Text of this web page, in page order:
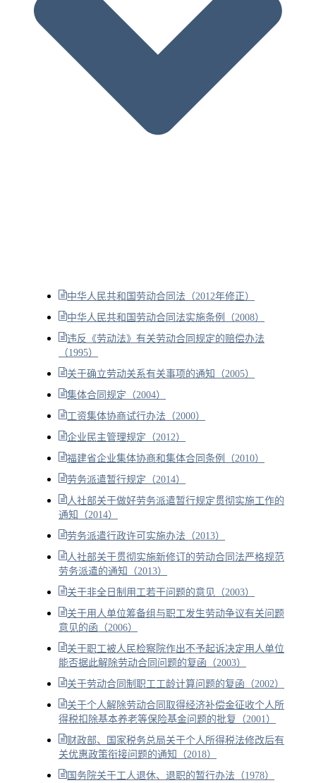
中华人民共和国劳动合同法（2012年修正）
中华人民共和国劳动合同法实施条例（2008）
违反《劳动法》有关劳动合同规定的赔偿办法
（1995）
关于确立劳动关系有关事项的通知（2005）
集体合同规定（2004）
工资集体协商试行办法（2000）
企业民主管理规定（2012）
福建省企业集体协商和集体合同条例（2010）
劳务派遣暂行规定（2014）
人社部关于做好劳务派遣暂行规定贯彻实施工作的
通知（2014）
劳务派遣行政许可实施办法（2013）
人社部关于贯彻实施新修订的劳动合同法严格规范
劳务派遣的通知（2013）
关于非全日制用工若干问题的意见（2003）
关于用人单位筹备组与职工发生劳动争议有关问题
意见的函（2006）
关于职工被人民检察院作出不予起诉决定用人单位
能否据此解除劳动合同问题的复函（2003）
关于劳动合同制职工工龄计算问题的复函（2002）
关于个人解除劳动合同取得经济补偿金征收个人所
得税扣除基本养老等保险基金问题的批复（2001）
财政部、国家税务总局关于个人所得税法修改后有
关优惠政策衔接问题的通知（2018）
国务院关于工人退休、退职的暂行办法（1978）